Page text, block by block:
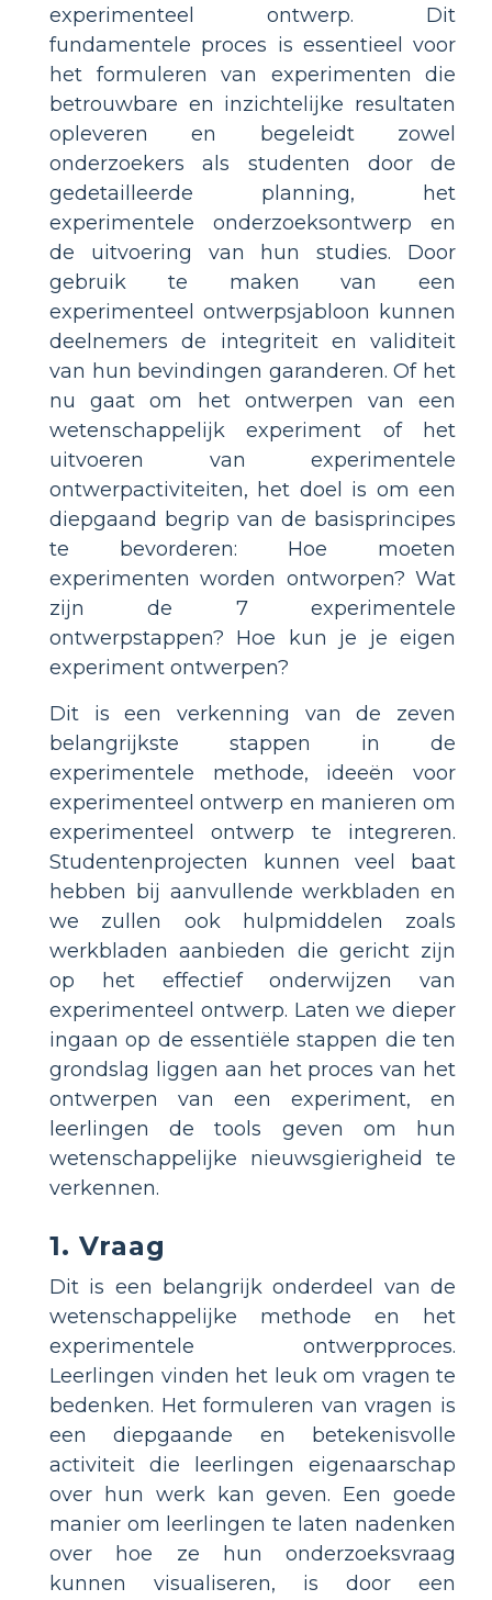
experimenteel ontwerp. Dit
fundamentele proces is essentieel voor
het formuleren van experimenten die
betrouwbare en inzichtelijke resultaten
opleveren en begeleidt zowel
onderzoekers als studenten door de
gedetailleerde planning, het
experimentele onderzoeksontwerp en
de uitvoering van hun studies. Door
gebruik te maken van een
experimenteel ontwerpsjabloon kunnen
deelnemers de integriteit en validiteit
van hun bevindingen garanderen. Of het
nu gaat om het ontwerpen van een
wetenschappelijk experiment of het
uitvoeren van experimentele
ontwerpactiviteiten, het doel is om een
diepgaand begrip van de basisprincipes
te bevorderen: Hoe moeten
experimenten worden ontworpen? Wat
zijn de 7 experimentele
ontwerpstappen? Hoe kun je je eigen
experiment ontwerpen?
Dit is een verkenning van de zeven
belangrijkste stappen in de
experimentele methode, ideeën voor
experimenteel ontwerp en manieren om
experimenteel ontwerp te integreren.
Studentenprojecten kunnen veel baat
hebben bij aanvullende werkbladen en
we zullen ook hulpmiddelen zoals
werkbladen aanbieden die gericht zijn
op het effectief onderwijzen van
experimenteel ontwerp. Laten we dieper
ingaan op de essentiële stappen die ten
grondslag liggen aan het proces van het
ontwerpen van een experiment, en
leerlingen de tools geven om hun
wetenschappelijke nieuwsgierigheid te
verkennen.
1. Vraag
Dit is een belangrijk onderdeel van de
wetenschappelijke methode en het
experimentele ontwerpproces.
Leerlingen vinden het leuk om vragen te
bedenken. Het formuleren van vragen is
een diepgaande en betekenisvolle
activiteit die leerlingen eigenaarschap
over hun werk kan geven. Een goede
manier om leerlingen te laten nadenken
over hoe ze hun onderzoeksvraag
kunnen visualiseren, is door een